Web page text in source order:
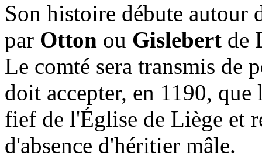
Son histoire débute autour
par Otton ou Gislebert de
Le comté sera transmis de
doit accepter, en 1190,
fief de l'Église de Liège et
d'absence d'héritier mâle.